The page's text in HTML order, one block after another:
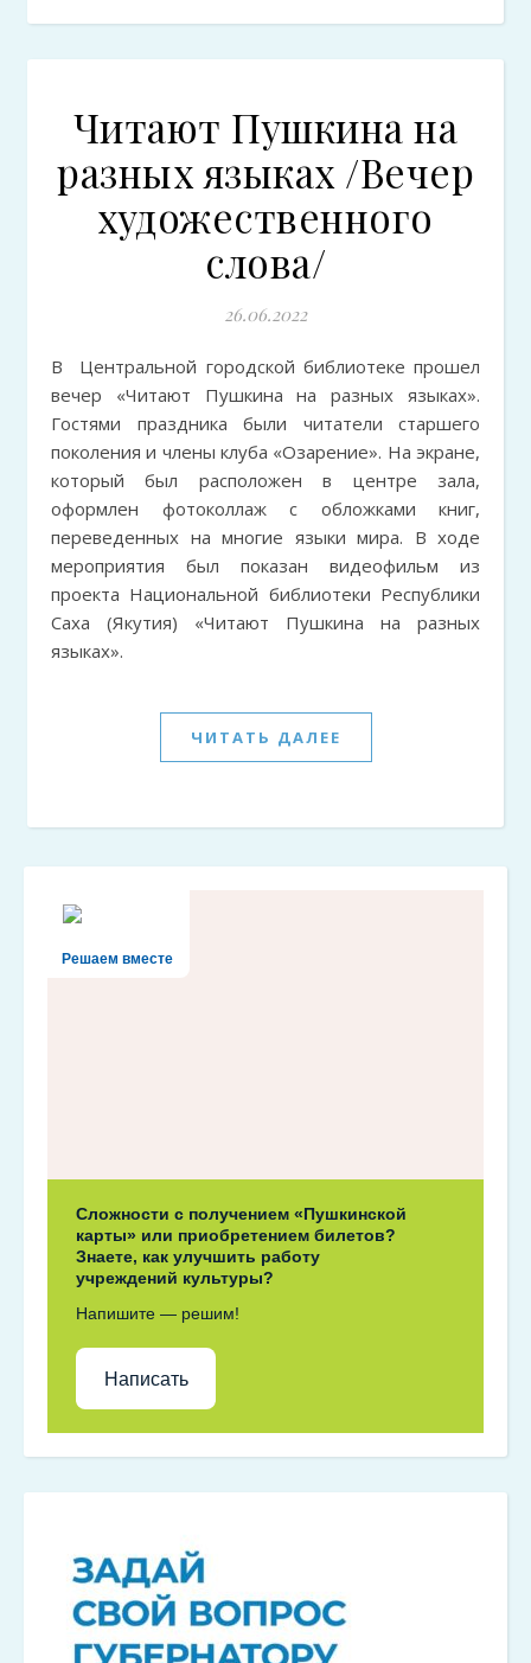
Читают Пушкина на
разных языках /Вечер
художественного
слова/
26.06.2022
В Центральной городской библиотеке прошел
вечер «Читают Пушкина на разных языках».
Гостями праздника были читатели старшего
поколения и члены клуба «Озарение». На экране,
который был расположен в центре зала,
оформлен фотоколлаж с обложками книг,
переведенных на многие языки мира. В ходе
мероприятия был показан видеофильм из
проекта Национальной библиотеки Республики
Саха (Якутия) «Читают Пушкина на разных
языках».
ЧИТАТЬ ДАЛЕЕ
Решаем вместе
Сложности с получением «Пушкинской
карты» или приобретением билетов?
Знаете, как улучшить работу
учреждений культуры?
Напишите — решим!
Написать